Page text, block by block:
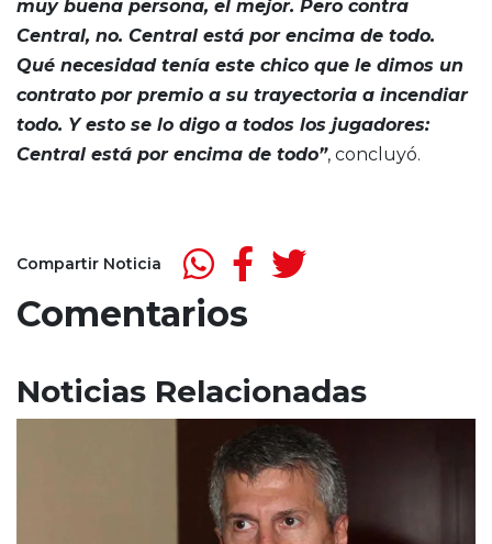
muy buena persona, el mejor. Pero contra
Central, no. Central está por encima de todo.
Qué necesidad tenía este chico que le dimos un
contrato por premio a su trayectoria a incendiar
todo. Y esto se lo digo a todos los jugadores:
Central está por encima de todo”, concluyó.
Compartir Noticia
Comentarios
Noticias Relacionadas